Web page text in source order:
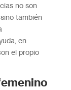
no son
también
en
el propio